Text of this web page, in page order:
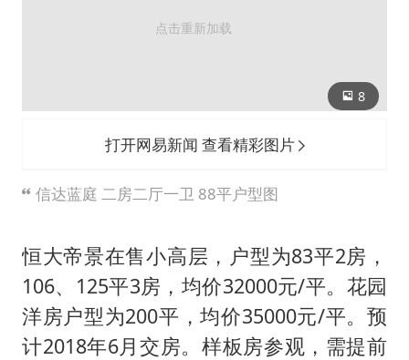
8
打开网易新闻 查看精彩图片
信达蓝庭 二房二厅一卫 88平户型图
恒大帝景在售小高层，户型为83平2房，
106、125平3房，均价32000元/平。花园
洋房户型为200平，均价35000元/平。预
计2018年6月交房。样板房参观，需提前